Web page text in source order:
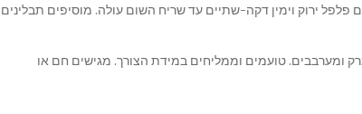
ירוק וימין דקה-שתיים עד שריח השום עולה. מוסיפים תבלינים
ומערבבים. טועמים וממליחים במידת הצורך. מגישים חם או